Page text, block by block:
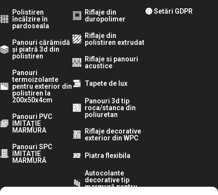
Polistiren
încălzire în
pardoseala
Panouri cărămidă
și piatră 3d din
polistiren
Panouri
termoizolante
pentru exterior din
polistiren la
200x50x4cm
Panouri PVC
IMITAȚIE
MARMURA
Panouri SPC
IMITAȚIE
MARMURĂ
Riflaje din
duropolimer
Riflaje din
polistiren extrudat
Riflaje si panouri
acustice
Tapete de lux
Panouri 3d tip
roca/stanca din
poliuretan
Riflaje decorative
exterior din WPC
Piatra flexibila
Autocolante
decorative tip
marmură pentru
Setări GDPR